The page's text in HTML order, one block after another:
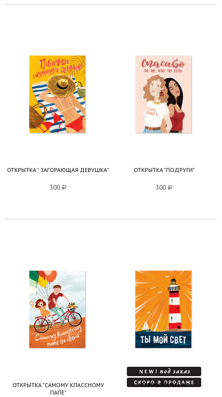
ОТКРЫТКА " ЗАГОРАЮЩАЯ ДЕВУШКА"
300 a
ОТКРЫТКА "ПОДРУГИ"
300 a
ОТКРЫТКА "САМОМУ КЛАССНОМУ
ПАПЕ"
ОТКРЫТКА "МАЯК"